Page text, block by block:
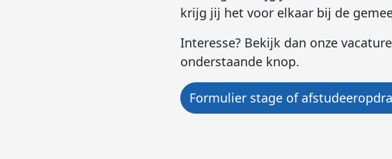
krijg jij het voor elkaar bij de
Interesse? Bekijk dan onze
onderstaande knop.
Formulier stage of